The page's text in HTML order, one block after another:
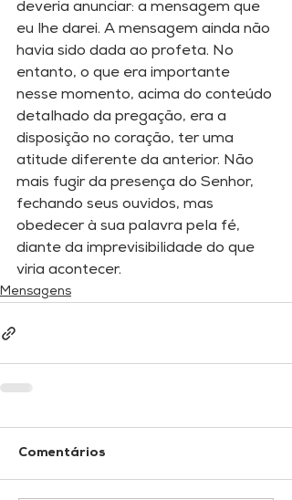
deveria anunciar: a mensagem que
eu lhe darei. A mensagem ainda não
havia sido dada ao profeta. No
entanto, o que era importante
nesse momento, acima do conteúdo
detalhado da pregação, era a
disposição no coração, ter uma
atitude diferente da anterior. Não
mais fugir da presença do Senhor,
fechando seus ouvidos, mas
obedecer à sua palavra pela fé,
diante da imprevisibilidade do que
viria acontecer.
Mensagens
Comentários